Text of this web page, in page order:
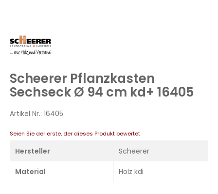
Zum
Anfang
springen
Scheerer Pflanzkasten
Sechseck Ø 94 cm kd+ 16405
Artikel Nr.: 16405
Seien Sie der erste, der dieses Produkt bewertet
Hersteller Scheerer
Material Holz kdi